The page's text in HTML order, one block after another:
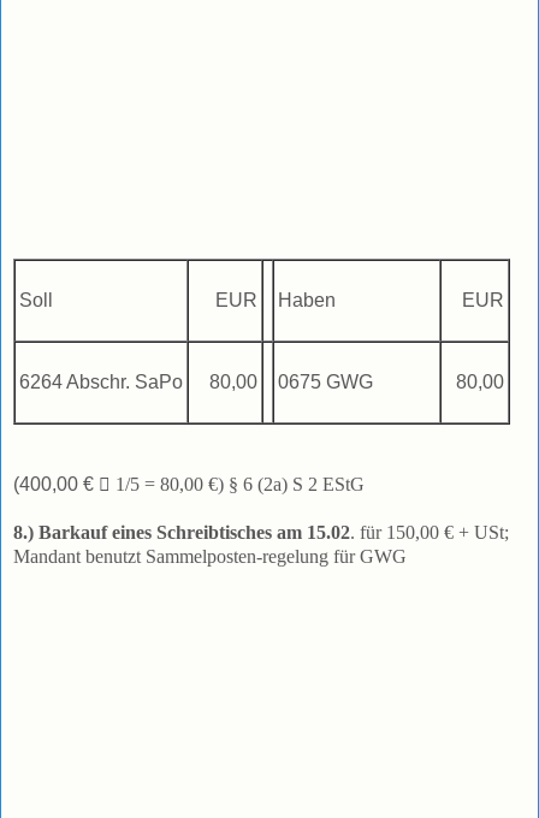
Soll EUR Haben EUR
6264 Abschr. SaPo 80,00 0675 GWG 80,00
(400,00 €  1/5 = 80,00 €) § 6 (2a) S 2 EStG
8.) Barkauf eines Schreibtisches am 15.02. für 150,00 € + USt;
Mandant benutzt Sammelposten-regelung für GWG